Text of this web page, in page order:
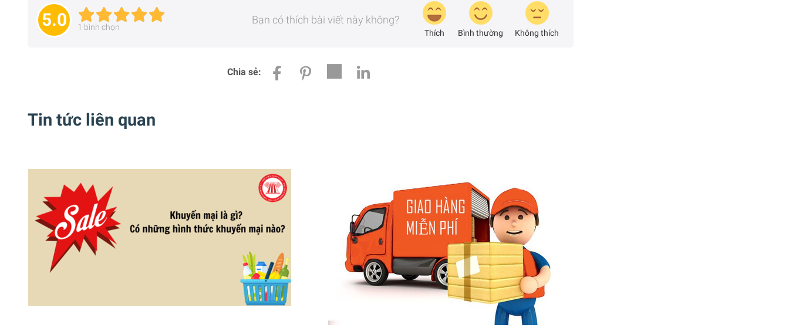
5.0 1 bình chọn
Bạn có thích bài viết này không?
Thích Bình thường Không thích
Chia sẻ:
Tin tức liên quan